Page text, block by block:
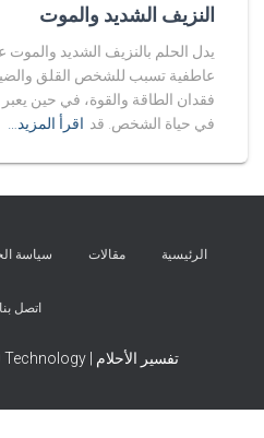
النزيف الشديد والموت
يدل الحلم بالنزيف الشديد
عاطفية تسبب للشخص القلق
فقدان الطاقة والقوة، في حين
في حياة الشخص. قد اقرأ المزيد…
الرئيسية مقالات سياسة
اتصل بنا
تفسير الأحلام | Made with ❤️ by AYO Technology